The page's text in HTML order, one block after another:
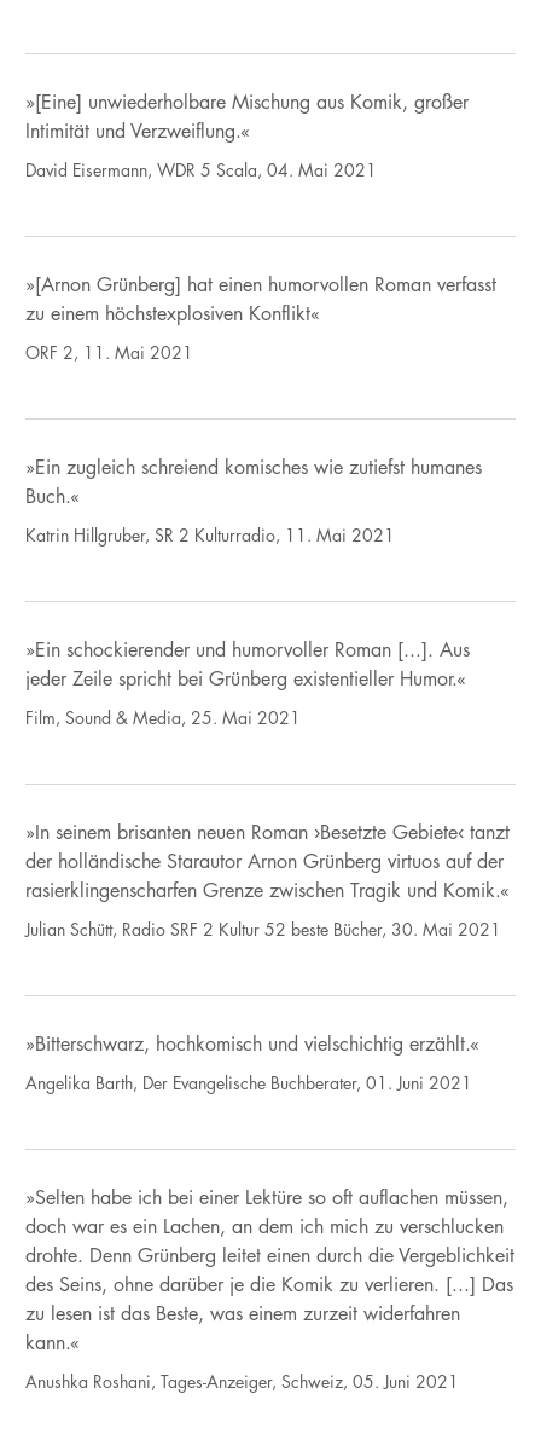
»[Eine] unwiederholbare Mischung aus Komik, großer
Intimität und Verzweiflung.«
David Eisermann, WDR 5 Scala, 04. Mai 2021
»[Arnon Grünberg] hat einen humorvollen Roman verfasst
zu einem höchstexplosiven Konflikt«
ORF 2, 11. Mai 2021
»Ein zugleich schreiend komisches wie zutiefst humanes
Buch.«
Katrin Hillgruber, SR 2 Kulturradio, 11. Mai 2021
»Ein schockierender und humorvoller Roman [...]. Aus
jeder Zeile spricht bei Grünberg existentieller Humor.«
Film, Sound & Media, 25. Mai 2021
»In seinem brisanten neuen Roman ›Besetzte Gebiete‹ tanzt
der holländische Starautor Arnon Grünberg virtuos auf der
rasierklingenscharfen Grenze zwischen Tragik und Komik.«
Julian Schütt, Radio SRF 2 Kultur 52 beste Bücher, 30. Mai 2021
»Bitterschwarz, hochkomisch und vielschichtig erzählt.«
Angelika Barth, Der Evangelische Buchberater, 01. Juni 2021
»Selten habe ich bei einer Lektüre so oft auflachen müssen,
doch war es ein Lachen, an dem ich mich zu verschlucken
drohte. Denn Grünberg leitet einen durch die Vergeblichkeit
des Seins, ohne darüber je die Komik zu verlieren. [...] Das
zu lesen ist das Beste, was einem zurzeit widerfahren
kann.«
Anushka Roshani, Tages-Anzeiger, Schweiz, 05. Juni 2021